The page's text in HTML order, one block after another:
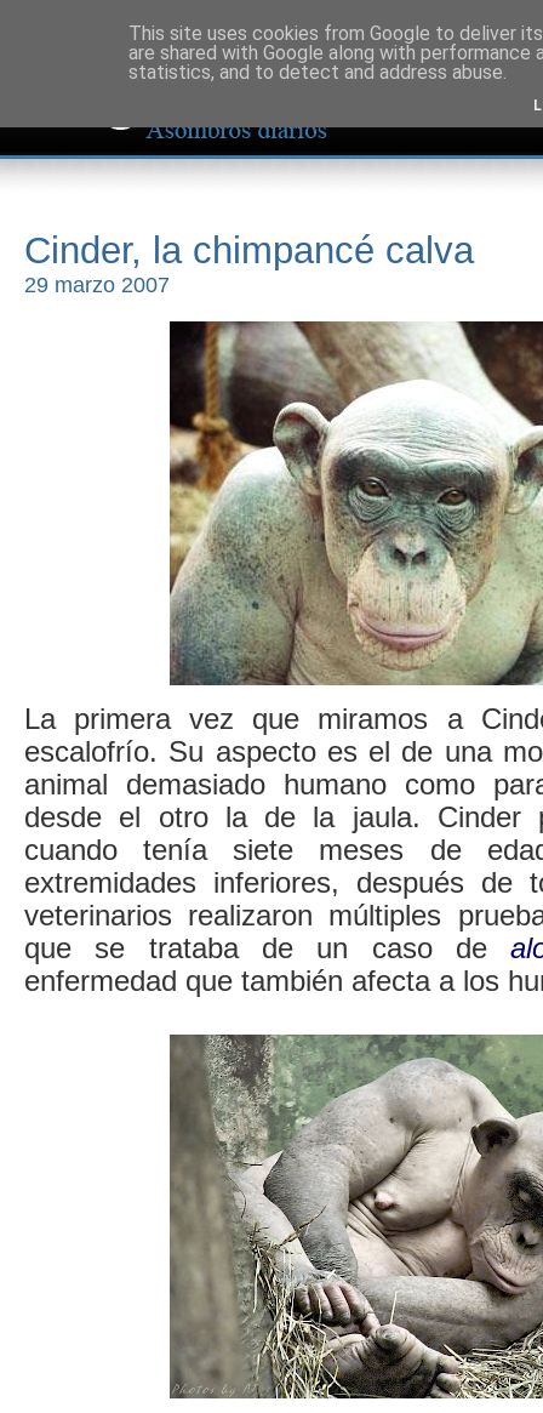
Cinder, la chimpancé calva
29 marzo 2007
La primera vez que miramos a
escalofrío. Su aspecto es el de una
animal demasiado humano como
desde el otro la de la jaula. Cinder
cuando tenía siete meses de
extremidades inferiores, después de
veterinarios realizaron múltiples
que se trataba de un caso de
enfermedad que también afecta a los
This site uses cookies from Google to deliver
are shared with Google along with
statistics, and to detect and address abuse.